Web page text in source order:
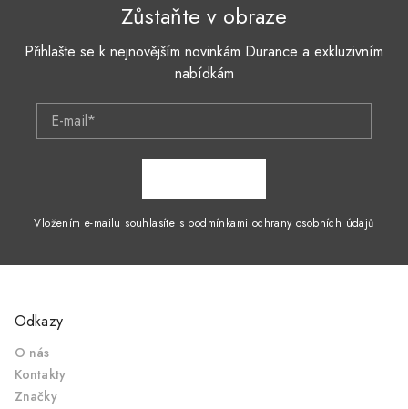
Zůstaňte v obraze
Přihlašte se k nejnovějším novinkám Durance a exkluzivním
nabídkám
E-mail*
Vložením e-mailu souhlasíte s podmínkami ochrany osobních údajů
Odkazy
O nás
Kontakty
Značky